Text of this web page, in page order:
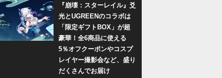
『崩壊：スターレイル』爻
光とUGREENのコラボは
「限定ギフトBOX」が超
豪華！全6商品に使える
5％オフクーポンやコスプ
レイヤー撮影会など、盛り
だくさんでお届け